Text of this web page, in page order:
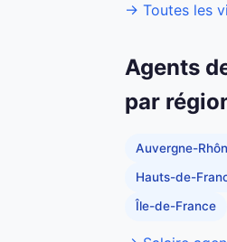
→ Toutes les
Agents
par
Auvergne-
Hauts-de-
Île-de-France